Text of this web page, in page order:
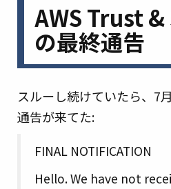
AWS Trust
の最終通告
スルーし続けていたら、7
通告が来てた:
FINAL NOTIFICATION
Hello. We have not